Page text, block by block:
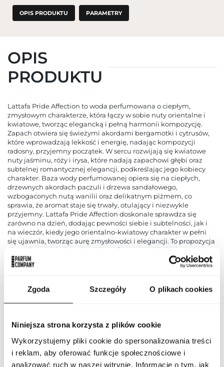
Zgoda Szczegóły O plikach cookies
Niniejsza strona korzysta z plików cookie
Wykorzystujemy pliki cookie do spersonalizowania treści
i reklam, aby oferować funkcje społecznościowe i
analizować ruch w naszej witrynie. Informacje o tym, jak
OPIS PRODUKTU PARAMETRY
OPIS
PRODUKTU
Lattafa Pride Affection to woda perfumowana o ciepłym,
zmysłowym charakterze, która łączy w sobie nuty orientalne i
kwiatowe, tworząc elegancką i pełną harmonii kompozycję.
Zapach otwiera się świeżymi akordami bergamotki i cytrusów,
które wprowadzają lekkość i energię, nadając kompozycji
radosny, przyjemny początek. W sercu rozwijają się kwiatowe
nuty jaśminu, róży i irysa, które nadają zapachowi głębi oraz
subtelnej romantycznej elegancji, podkreślając jego kobiecy
charakter. Baza wody perfumowanej opiera się na ciepłych,
drzewnych akordach paczuli i drzewa sandałowego,
wzbogaconych nutą wanilii oraz delikatnym piżmem, co
sprawia, że aromat staje się trwały, otulający i niezwykle
przyjemny. Lattafa Pride Affection doskonale sprawdza się
zarówno na dzień, dodając pewności siebie i subtelności, jak i
na wieczór, kiedy jego orientalno-kwiatowy charakter w pełni
się ujawnia, tworząc aurę zmysłowości i elegancji. To propozycja
dla osób poszukujących wody perfumowanej, która łączy w
sobie świeżość, kwiatową delikatność i trwałą, ciepłą bazę,
pozostawiającą na skórze harmonijny, przyciągający uwagę
PARAMETRY
Indeks
LAT PRI AFFEC 100 ND